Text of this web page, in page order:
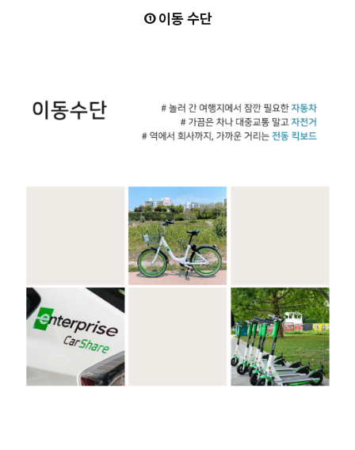
① 이동 수단